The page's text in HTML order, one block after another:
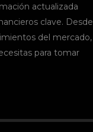
actualizada
clave. Desde
del mercado,
para tomar